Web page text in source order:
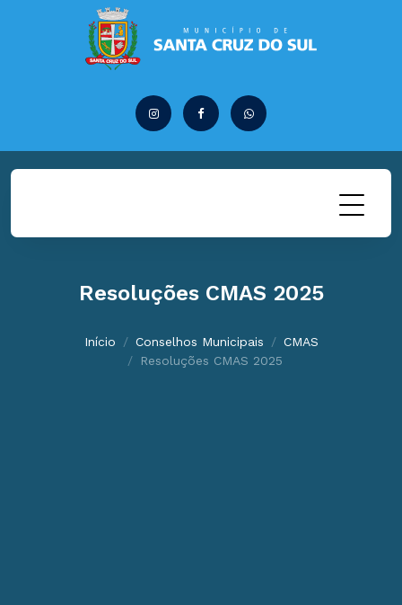
Resoluções CMAS 2025
Início Conselhos Municipais
CMAS
Resoluções CMAS 2025